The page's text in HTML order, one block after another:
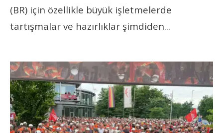
(BR) için özellikle büyük işletmelerde
tartışmalar ve hazırlıklar şimdiden...